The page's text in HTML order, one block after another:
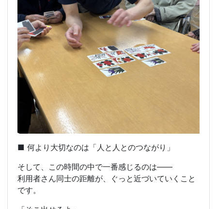
■ 何より大切なのは「人と人とのつながり」
そして、この時間の中で一番感じるのは——
利用者さん同士の距離が、ぐっと近づいていくこと
です。